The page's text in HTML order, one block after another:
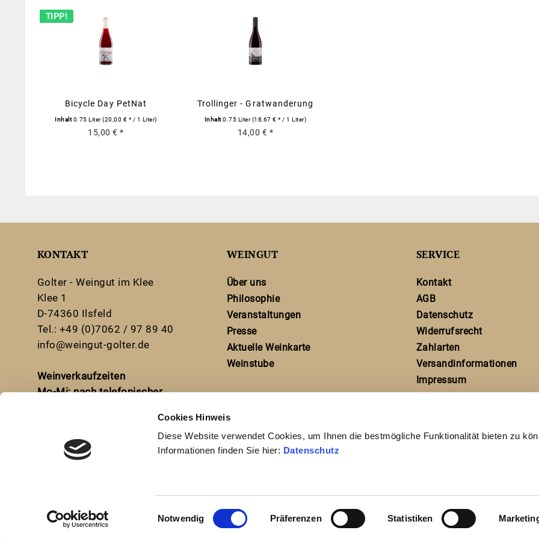
Cookies Hinweis
Diese Website verwendet Cookies, um Ihnen die bestmögliche Funktionalität bieten zu
Informationen finden Sie hier: Datenschutz
Einwilligungsauswahl
Notwendig Präferenzen Statistiken
TIPP!
Bicycle Day PetNat
Inhalt0.75 Liter(20,00 € * / 1 Liter)
15,00 € *
Trollinger - Gratwanderung
trocken
Inhalt0.75 Liter(18,67 € * / 1 Liter)
14,00 € *
KONTAKT
Golter - Weingut im Klee
Klee 1
D-74360 Ilsfeld
Tel.: +49 (0)7062 / 97 89 40
info@weingut-golter.de
Weinverkaufzeiten
Mo-Mi: nach telefonischer
Sa: 9-13 Uhr
oder gerne jederzeit nach
WEINGUT
Über uns
Philosophie
Veranstaltungen
Presse
Aktuelle Weinkarte
Weinstube
SERVICE
Kontakt
AGB
Datenschutz
Widerrufsrecht
Zahlarten
Versandinformationen
Impressum
* Alle Preise inkl. gesetzl. MwSt. und ggf. zzgl. Versandkosten